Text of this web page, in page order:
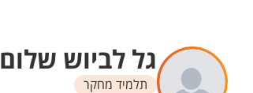
גל לביוש שלום
תלמיד מחקר